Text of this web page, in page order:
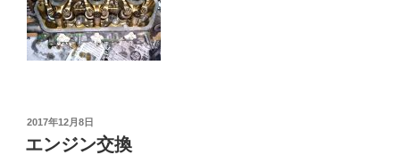
投
稿
日:
2017年12月8日
エンジン交換